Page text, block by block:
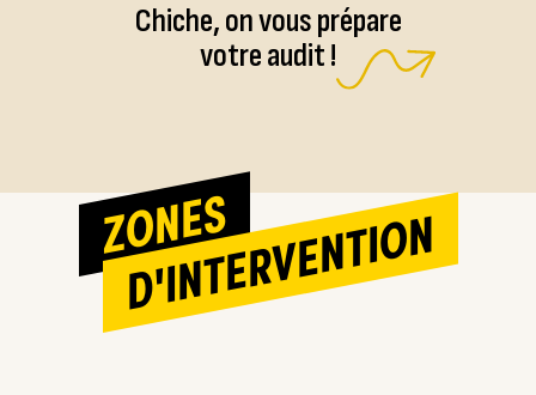
Chiche, on vous prépare
votre audit !
ZONES
D'INTERVENTION